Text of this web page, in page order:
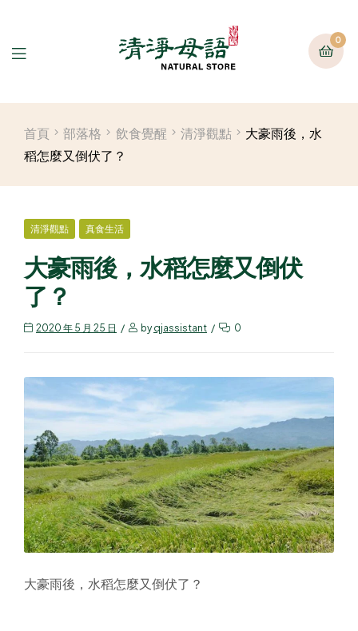
0
首頁 部落格 飲食覺醒 清淨觀點
大豪雨後，水
稻怎麼又倒伏了？
清淨觀點 真食生活
大豪雨後，水稻怎麼又倒伏
了？
2020 年 5 月 25 日 byqjassistant 0
大豪雨後，水稻怎麼又倒伏了？